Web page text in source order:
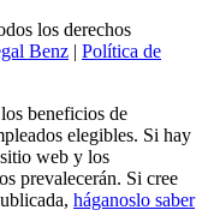
los derechos
Benz | Política de
beneficios de
elegibles. Si hay
web y los
prevalecerán. Si cree
háganoslo saber